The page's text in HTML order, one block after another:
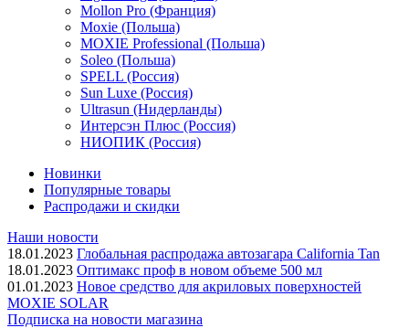
Mollon Pro (Франция)
Moxie (Польша)
MOXIE Professional (Польша)
Soleo (Польша)
SPELL (Россия)
Sun Luxe (Россия)
Ultrasun (Нидерланды)
Интерсэн Плюс (Россия)
НИОПИК (Россия)
Новинки
Популярные товары
Распродажи и скидки
Наши новости
18.01.2023 Глобальная распродажа автозагара California Tan
18.01.2023 Оптимакс проф в новом объеме 500 мл
01.01.2023 Новое средство для акриловых поверхностей
MOXIE SOLAR
Подписка на новости магазина